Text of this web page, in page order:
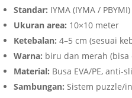
Standar: IYMA (IYMA / PBYMI)
Ukuran area: 10×10 meter
Ketebalan: 4–5 cm (sesuai
Warna: biru dan merah (bisa
Material: Busa EVA/PE,
Sambungan: Sistem puzzle/